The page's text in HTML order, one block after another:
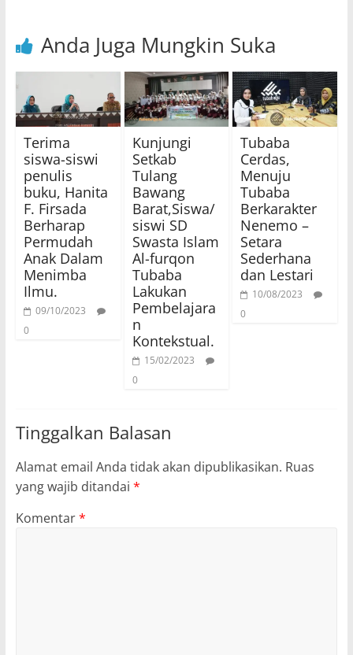
Anda Juga Mungkin Suka
Terima
siswa-siswi
penulis
buku, Hanita
F. Firsada
Berharap
Permudah
Anak Dalam
Menimba
Ilmu.
09/10/2023
0
Kunjungi
Setkab
Tulang
Bawang
Barat,Siswa/
siswi SD
Swasta Islam
Al-furqon
Tubaba
Lakukan
Pembelajara
n
Kontekstual.
15/02/2023
0
Tubaba
Cerdas,
Menuju
Tubaba
Berkarakter
Nenemo –
Setara
Sederhana
dan Lestari
10/08/2023
0
Tinggalkan Balasan
Alamat email Anda tidak akan dipublikasikan. Ruas
yang wajib ditandai *
Komentar*